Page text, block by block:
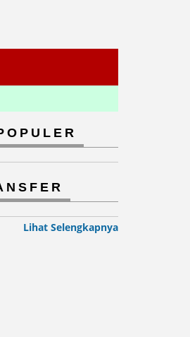
Lihat Selengkapnya